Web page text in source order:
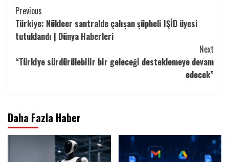
Continue
Reading
Previous
Türkiye: Nükleer santralde çalışan şüpheli IŞİD üyesi
tutuklandı | Dünya Haberleri
Next
“Türkiye sürdürülebilir bir geleceği desteklemeye devam
edecek”
Daha Fazla Haber